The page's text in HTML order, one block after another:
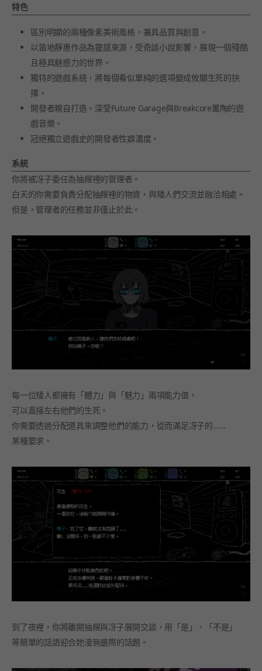
特色
區別明顯的兩種像素美術風格，兼具品質與創意。
以笛地靜惠作品為靈感來源，受奇談小說影響，展現一個殘酷
且極具魅惑力的世界。
獨特的遊戲系統，將每個看似單純的選項變成攸關生死的抉
擇。
開發者親自打造，深受Future Garage與Breakcore薰陶的遊
戲音樂。
冠絕獨立遊戲史的開發者性癖濃度。
系統
你將被冴子委任為抽屜裡的管理者。
白天的你需要負責分配抽屜裡的物資，與矮人們交流並融洽相處。
但是，管理者的任務並非僅止於此。
每一位矮人都擁有「體力」與「魅力」兩項能力值，
可以直接左右他們的生死。
你需要透過分配道具來調整他們的能力，從而滿足冴子的……
某種要求。
到了夜裡，你將離開抽屜與冴子展開交談，用「是」、「不是」
等簡單的話語迎合她漫無邊際的話題。